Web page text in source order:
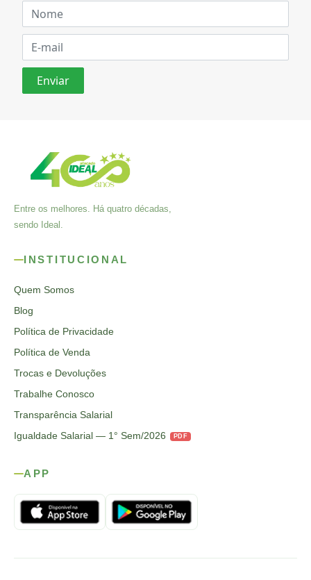
Entre os melhores. Há quatro décadas,
sendo Ideal.
INSTITUCIONAL
Quem Somos
Blog
Política de Privacidade
Política de Venda
Trocas e Devoluções
Trabalhe Conosco
Transparência Salarial
Igualdade Salarial — 1° Sem/2026
PDF
APP